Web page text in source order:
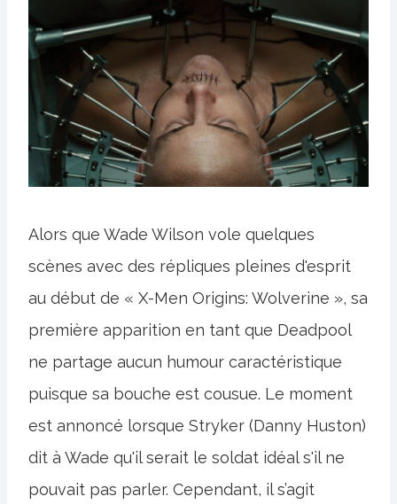
Alors que Wade Wilson vole quelques
scènes avec des répliques pleines d'esprit
au début de « X-Men Origins: Wolverine », sa
première apparition en tant que Deadpool
ne partage aucun humour caractéristique
puisque sa bouche est cousue. Le moment
est annoncé lorsque Stryker (Danny Huston)
dit à Wade qu'il serait le soldat idéal s'il ne
pouvait pas parler. Cependant, il s’agit